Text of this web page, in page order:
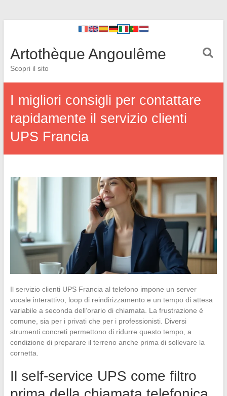
Artothèque Angoulême
Scopri il sito
I migliori consigli per contattare
rapidamente il servizio clienti
UPS Francia
Il servizio clienti UPS Francia al telefono impone un server
vocale interattivo, loop di reindirizzamento e un tempo di attesa
variabile a seconda dell’orario di chiamata. La frustrazione è
comune, sia per i privati che per i professionisti. Diversi
strumenti concreti permettono di ridurre questo tempo, a
condizione di preparare il terreno anche prima di sollevare la
cornetta.
Il self-service UPS come filtro